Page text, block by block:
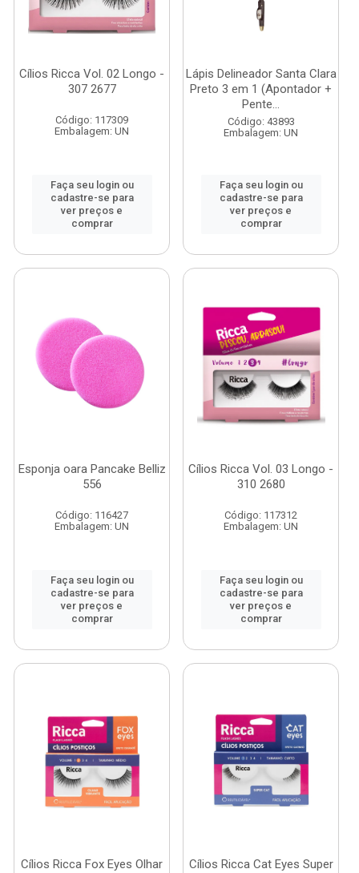
Cílios Ricca Vol. 02 Longo -
307 2677
Código: 117309
Embalagem: UN
Faça seu login ou
cadastre-se para
ver preços e
comprar
Lápis Delineador Santa Clara
Preto 3 em 1 (Apontador +
Pente...
Código: 43893
Embalagem: UN
Faça seu login ou
cadastre-se para
ver preços e
comprar
Esponja oara Pancake Belliz
556
Código: 116427
Embalagem: UN
Faça seu login ou
cadastre-se para
ver preços e
comprar
Cílios Ricca Vol. 03 Longo -
310 2680
Código: 117312
Embalagem: UN
Faça seu login ou
cadastre-se para
ver preços e
comprar
Cílios Ricca Fox Eyes Olhar
Cílios Ricca Cat Eyes Super